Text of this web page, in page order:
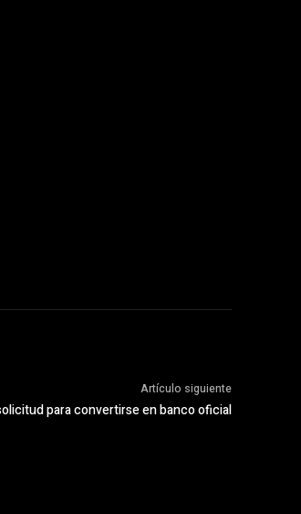
Artículo siguiente
para convertirse en banco oficial